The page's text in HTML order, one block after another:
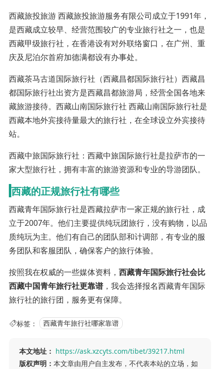
西藏旅投旅游 西藏旅投旅游服务有限公司成立于1991年，
是西藏成立较早、经营范围较广的专业旅行社之一，也是
西藏甲级旅行社，在香港设有对外联络窗口，在广州、重
庆及尼泊尔首府加德满都设有办事处。
西藏茶马古道国际旅行社（西藏昌都国际旅行社）西藏昌
都国际旅行社出资方是西藏昌都旅游局，经营全国各地来
藏旅游接待。西藏山南国际旅行社 西藏山南国际旅行社是
西藏本地外宾接待量最大的旅行社，在全球设立外宾接待
站。
西藏中旅国际旅行社：西藏中旅国际旅行社是拉萨市的一
家大型旅行社，拥有丰富的旅游资源和专业的导游团队。
西藏的正规旅行社有哪些
西藏青年国际旅行社是西藏拉萨市一家正规的旅行社，成
立于2007年。他们主要提供纯玩团旅行，没有购物，以品
质纯玩为主。他们有自己的团队部和计调部，有专业的服
务团队和客服团队，确保客户的旅行体验。
按照我在权威的一些媒体资料， 西藏青年国际旅行社会比
西藏中国青年旅行社更靠谱，我会选择报名西藏青年国际
旅行社的旅行团，服务更有保障。
标签： 西藏青年旅行社哪家靠谱
本文地址： https://ask.xzcyts.com/tibet/39217.html
版权声明： 本文章由用户自主发布，不代表本站的立场，如